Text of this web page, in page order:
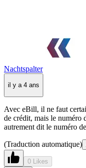
Nachtspalter
il y a 4 ans
Avec eBill, il ne faut
de crédit, mais le numéro
autrement dit le numéro
(Traduction automatique)
0 Likes